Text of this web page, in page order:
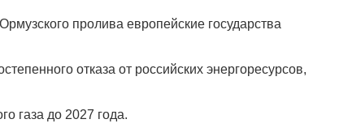
пролива европейские государства
отказа от российских энергоресурсов,
газа до 2027 года.